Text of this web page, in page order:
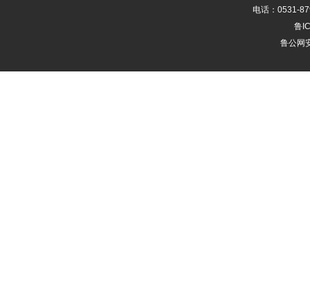
产物，但是也是整个城市建筑
英国贝丁顿零能源社区，建
满足居民生活所需，不需要
电话：0531-
鲁
鲁公网